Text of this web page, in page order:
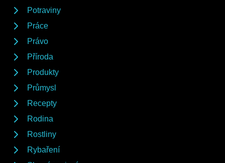
Potraviny
Práce
Právo
Příroda
Produkty
Průmysl
Recepty
Rodina
Rostliny
Rybaření